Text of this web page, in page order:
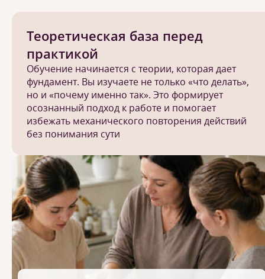
Теоретическая база перед
практикой
Обучение начинается с теории, которая дает
фундамент. Вы изучаете не только «что делать»,
но и «почему именно так». Это формирует
осознанный подход к работе и помогает
избежать механического повторения действий
без понимания сути